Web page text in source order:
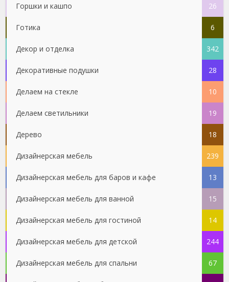
Горшки и кашпо 26
Готика 6
Декор и отделка 342
Декоративные подушки 28
Делаем на стекле 10
Делаем светильники 19
Дерево 18
Дизайнерская мебель 239
Дизайнерская мебель для баров и кафе 13
Дизайнерская мебель для ванной 15
Дизайнерская мебель для гостиной 14
Дизайнерская мебель для детской 244
Дизайнерская мебель для спальни 67